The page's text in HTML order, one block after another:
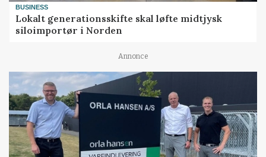
BUSINESS
Lokalt generationsskifte skal løfte midtjysk
siloimportør i Norden
Annonce